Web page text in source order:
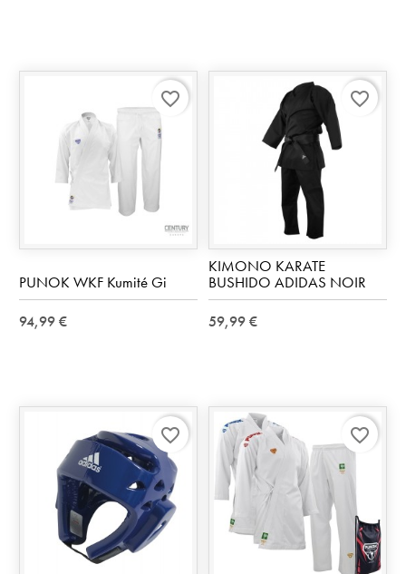
PUNOK WKF Kumité Gi
94,99 €
favorite_border
KIMONO KARATE
BUSHIDO ADIDAS NOIR
59,99 €
favorite_border
favorite_border favorite_border